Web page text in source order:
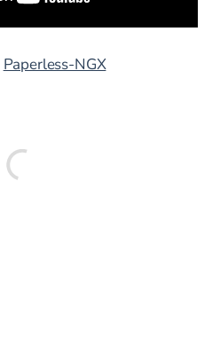
Paperless-NGX